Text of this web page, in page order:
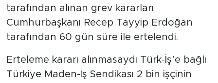
tarafından alınan grev kararları
Cumhurbaşkanı Recep Tayyip Erdoğan
tarafından 60 gün süre ile ertelendi.
Erteleme kararı alınmasaydı Türk-İş’e bağlı
Türkiye Maden-İş Sendikası 2 bin işçinin